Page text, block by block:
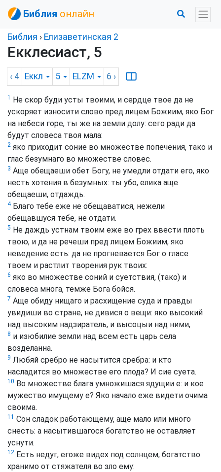
Библия онлайн
Библия › Елизаветинская 2
Екклесиаст, 5
‹ 4 Еккл 5 ELZM 6 ›
1
Не скор буди усты твоими, и сердце твое да не
ускоряет износити слово пред лицем Божиим, яко Бог
на небеси горе, ты же на земли долу: сего ради да
будут словеса твоя мала:
2 яко приходит соние во множестве попечения, тако и
глас безумнаго во множестве словес.
3 Аще обещаеши обет Богу, не умедли отдати его, яко
несть хотения в безумных: ты убо, елика аще
обещаеши, отдаждь.
4Благо тебе еже не обещаватися, нежели
обещавшуся тебе, не отдати.
5 Не даждь устнам твоим еже во грех ввести плоть
твою, и да не речеши пред лицем Божиим, яко
неведение есть: да не прогневается Бог о гласе
твоем и растлит творения рук твоих:
6 яко во множестве соний и суетствия, (тако) и
словеса многа, темже Бога бойся.
7 Аще обиду нищаго и расхищение суда и правды
увидиши во стране, не дивися о вещи: яко высокий
над высоким надзиратель, и высоцыи над ними,
8 и изюбилие земли над всем есть царь села
возделанна.
9 Любяй сребро не насытится сребра: и кто
насладится во множестве его плода? И сие суета.
10 Во множестве блага умножишася ядущии е: и кое
мужество имущему е? Яко начало еже видети очима
своима.
11 Сон сладок работающему, аще мало или много
снесть: а насытившагося богатство не оставляет
уснути.
12 Есть недуг, егоже видех под солнцем, богатство
хранимо от стяжателя во зло ему: